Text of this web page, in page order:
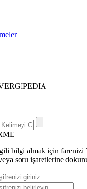
ERGIPEDIA
bilgi almak için farenizi
soru işaretlerine